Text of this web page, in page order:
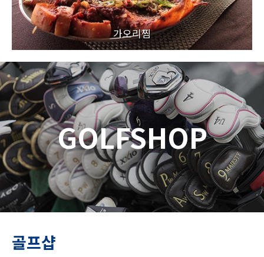
가오리찜
GOLFSHOP
골프샵